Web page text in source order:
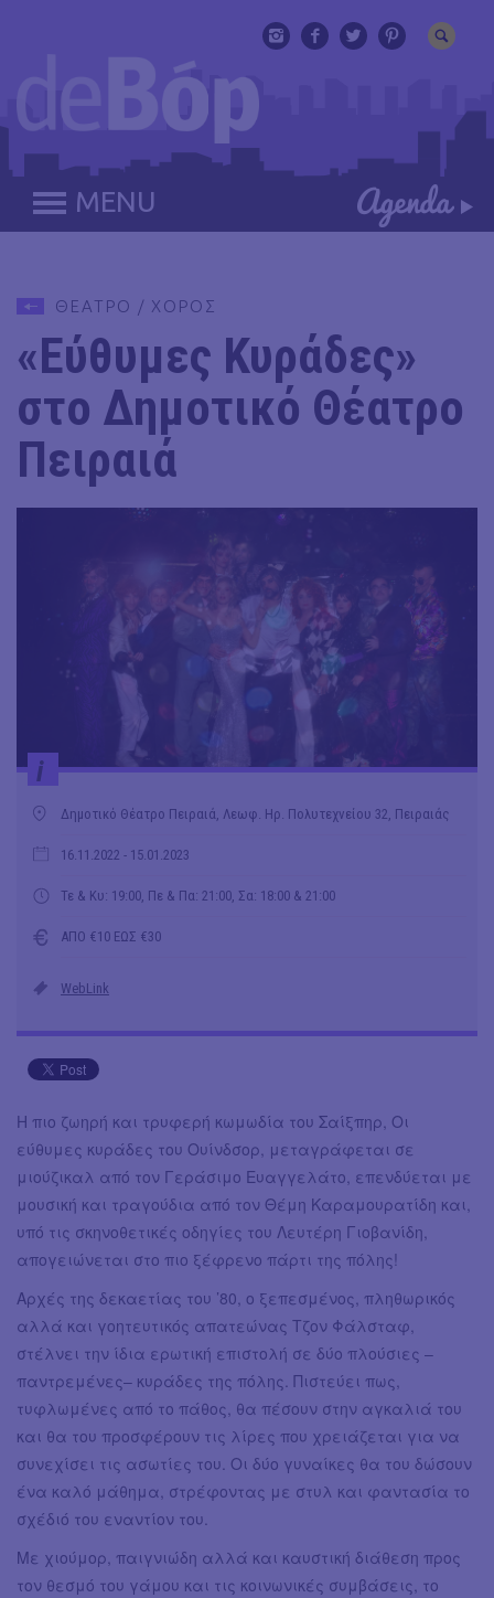
MENU
ΘΕΑΤΡΟ / ΧΟΡΟΣ
«Εύθυμες Κυράδες»
στο Δημοτικό Θέατρο
Πειραιά
i
Δημοτικό Θέατρο Πειραιά, Λεωφ. Ηρ. Πολυτεχνείου 32, Πειραιάς
16.11.2022 - 15.01.2023
Τε & Κυ: 19:00, Πε & Πα: 21:00, Σα: 18:00 & 21:00
ΑΠΟ €10 ΕΩΣ €30
WebLink
Η πιο ζωηρή και τρυφερή κωμωδία του Σαίξπηρ, Οι
εύθυμες κυράδες του Ουίνδσορ, μεταγράφεται σε
μιούζικαλ από τον Γεράσιμο Ευαγγελάτο, επενδύεται με
μουσική και τραγούδια από τον Θέμη Καραμουρατίδη και,
υπό τις σκηνοθετικές οδηγίες του Λευτέρη Γιοβανίδη,
απογειώνεται στο πιο ξέφρενο πάρτι της πόλης!
Αρχές της δεκαετίας του ’80, ο ξεπεσμένος, πληθωρικός
αλλά και γοητευτικός απατεώνας Τζον Φάλσταφ,
στέλνει την ίδια ερωτική επιστολή σε δύο πλούσιες –
παντρεμένες– κυράδες της πόλης. Πιστεύει πως,
τυφλωμένες από το πάθος, θα πέσουν στην αγκαλιά του
και θα του προσφέρουν τις λίρες που χρειάζεται για να
συνεχίσει τις ασωτίες του. Οι δύο γυναίκες θα του δώσουν
ένα καλό μάθημα, στρέφοντας με στυλ και φαντασία το
σχέδιό του εναντίον του.
Με χιούμορ, παιγνιώδη αλλά και καυστική διάθεση προς
τον θεσμό του γάμου και τις κοινωνικές συμβάσεις, το